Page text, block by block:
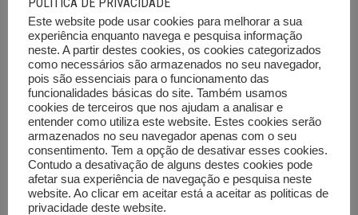
Mapa
+
−
Este website pode usar cookies para melhorar a sua
experiência enquanto navega e pesquisa informação
neste. A partir destes cookies, os cookies categorizados
como necessários são armazenados no seu navegador,
pois são essenciais para o funcionamento das
funcionalidades básicas do site. Também usamos
cookies de terceiros que nos ajudam a analisar e
entender como utiliza este website. Estes cookies serão
armazenados no seu navegador apenas com o seu
consentimento. Tem a opção de desativar esses cookies.
Contudo a desativação de alguns destes cookies pode
afetar sua experiência de navegação e pesquisa neste
website. Ao clicar em aceitar está a aceitar as politicas de
privacidade deste website.